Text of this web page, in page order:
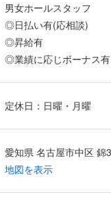
男女ホールスタッフ
◎日払い有(応相談)
◎昇給有
◎業績に応じボーナス有
定休日：日曜・月曜
愛知県 名古屋市中区
地図を表示